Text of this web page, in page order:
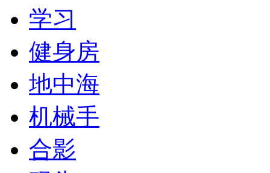
学习
健身房
地中海
机械手
合影